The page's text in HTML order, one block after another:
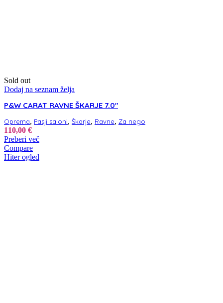
Sold out
Dodaj na seznam želja
P&W CARAT RAVNE ŠKARJE 7.0″
Oprema, Pasji saloni, Škarje, Ravne, Za nego
110,00 €
Preberi več
Compare
Hiter ogled